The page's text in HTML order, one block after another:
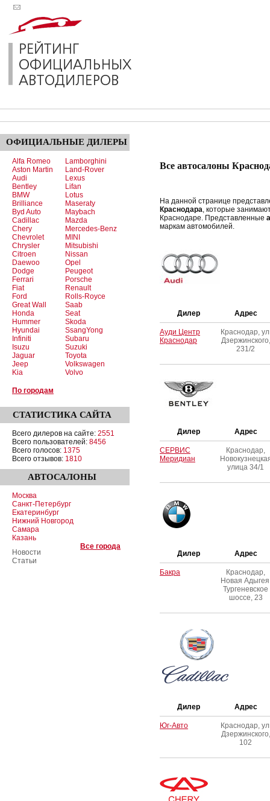
ОФИЦИАЛЬНЫЕ ДИЛЕРЫ
Alfa Romeo
Aston Martin
Audi
Bentley
BMW
Brilliance
Byd Auto
Cadillac
Chery
Chevrolet
Chrysler
Citroen
Daewoo
Dodge
Ferrari
Fiat
Ford
Great Wall
Honda
Hummer
Hyundai
Infiniti
Isuzu
Jaguar
Jeep
Kia
Lamborghini
Land-Rover
Lexus
Lifan
Lotus
Maseraty
Maybach
Mazda
Mercedes-Benz
MINI
Mitsubishi
Nissan
Opel
Peugeot
Porsche
Renault
Rolls-Royce
Saab
Seat
Skoda
SsangYong
Subaru
Suzuki
Toyota
Volkswagen
Volvo
По городам
СТАТИСТИКА САЙТА
Всего дилеров на сайте: 2551
Всего пользователей: 8456
Всего голосов: 1375
Всего отзывов: 1810
АВТОСАЛОНЫ
Москва
Санкт-Петербург
Екатеринбург
Нижний Новгород
Самара
Казань
Все города
Новости
Статьи
Все автосалоны
На данной странице
Краснодара, которые
Краснодаре. Представленные
маркам автомобилей.
Дилер Адрес
Ауди Центр
Краснодар
Краснодар,
Дзержинского,
231/2
Дилер Адрес
СЕРВИС
Меридиан
Краснодар,
улица 34/1
Дилер Адрес
Бакра
Краснодар,
Новая
Тургеневское
шоссе, 23
Дилер Адрес
Юг-Авто
Краснодар,
Дзержинского,
102